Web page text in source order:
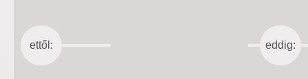
ettől: eddig: